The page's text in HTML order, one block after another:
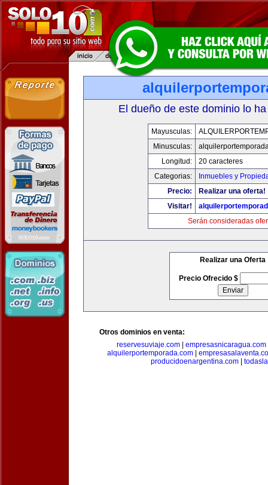
El dueño de este dominio lo
Mayusculas:
Minusculas:
Longitud:
20 caracteres
Categorias:
Inmuebles y
Precio:
Realizar una oferta!
Visitar!
Serán consideradas
Realizar una Oferta
Precio Ofrecido $
Otros dominios en venta:
reservesuviaje.com| empresasnicaragua.com
alquilerportemporada.com
producidoenargentina.com